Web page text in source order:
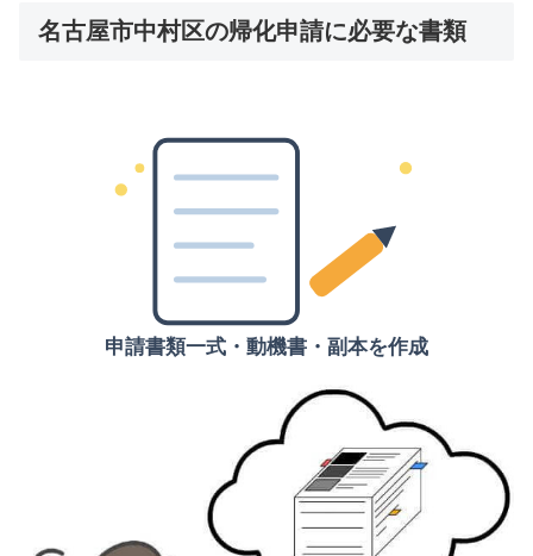
名古屋市中村区の帰化申請に必要な書類
申請書類一式・動機書・副本を作成